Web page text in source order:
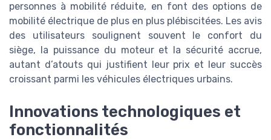
personnes à mobilité réduite, en font des options de
mobilité électrique de plus en plus plébiscitées. Les avis
des utilisateurs soulignent souvent le confort du
siège, la puissance du moteur et la sécurité accrue,
autant d’atouts qui justifient leur prix et leur succès
croissant parmi les véhicules électriques urbains.
Innovations technologiques et
fonctionnalités